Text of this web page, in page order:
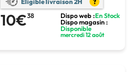
10€38 Dispo web :En Stock
Dispo magasin :
Disponible
mercredi 12 août